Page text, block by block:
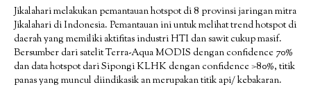
Jikalahari melakukan pemantauan hotspot di 8 provinsi jaringan mitra
Jikalahari di Indonesia. Pemantauan ini untuk melihat trend hotspot di
daerah yang memiliki aktifitas industri HTI dan sawit cukup masif.
Bersumber dari satelit Terra-Aqua MODIS dengan confidence 70%
dan data hotspot dari Sipongi KLHK dengan confidence >80%, titik
panas yang muncul diindikasik an merupakan titik api/ kebakaran.